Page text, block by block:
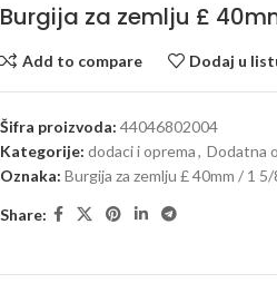
Burgija za zemlju £
Add to compare Dodaj u
Šifra proizvoda: 44046802004
Kategorije: dodaci i oprema, Dodatna
Oznaka: Burgija za zemlju £ 40mm / 1
Share: